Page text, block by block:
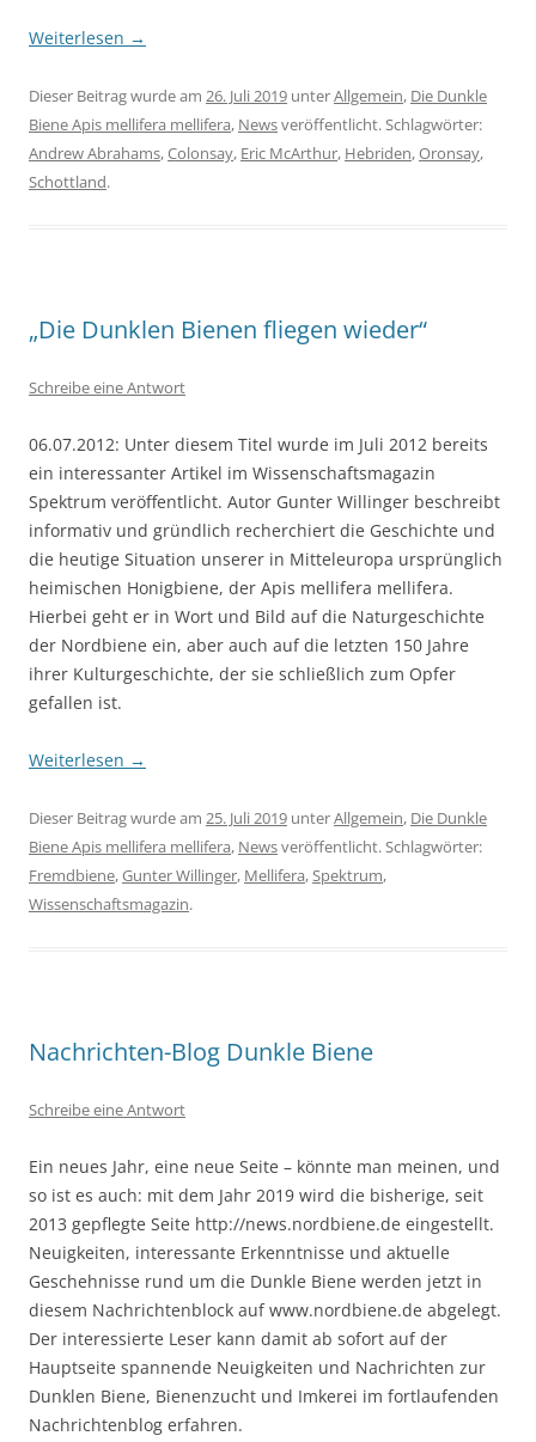
Weiterlesen →
Dieser Beitrag wurde am 26. Juli 2019 unterAllgemein, Die Dunkle
Biene Apis mellifera mellifera, Newsveröffentlicht. Schlagwörter:
Andrew Abrahams,Colonsay, Eric McArthur, Hebriden,Oronsay,
Schottland.
„Die Dunklen Bienen fliegen wieder“
Schreibe eine Antwort
06.07.2012: Unter diesem Titel wurde im Juli 2012 bereits
ein interessanter Artikel im Wissenschaftsmagazin
Spektrum veröffentlicht. Autor Gunter Willinger beschreibt
informativ und gründlich recherchiert die Geschichte und
die heutige Situation unserer in Mitteleuropa ursprünglich
heimischen Honigbiene, der Apis mellifera mellifera.
Hierbei geht er in Wort und Bild auf die Naturgeschichte
der Nordbiene ein, aber auch auf die letzten 150 Jahre
ihrer Kulturgeschichte, der sie schließlich zum Opfer
gefallen ist.
Weiterlesen →
Dieser Beitrag wurde am 25. Juli 2019 unterAllgemein, Die Dunkle
Biene Apis mellifera mellifera, Newsveröffentlicht. Schlagwörter:
Fremdbiene,Gunter Willinger, Mellifera,Spektrum,
Wissenschaftsmagazin.
Nachrichten-Blog Dunkle Biene
Schreibe eine Antwort
Ein neues Jahr, eine neue Seite – könnte man meinen, und
so ist es auch: mit dem Jahr 2019 wird die bisherige, seit
2013 gepflegte Seite http://news.nordbiene.de eingestellt.
Neuigkeiten, interessante Erkenntnisse und aktuelle
Geschehnisse rund um die Dunkle Biene werden jetzt in
diesem Nachrichtenblock auf www.nordbiene.de abgelegt.
Der interessierte Leser kann damit ab sofort auf der
Hauptseite spannende Neuigkeiten und Nachrichten zur
Dunklen Biene, Bienenzucht und Imkerei im fortlaufenden
Nachrichtenblog erfahren.